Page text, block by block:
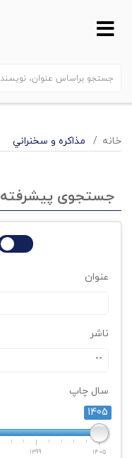
خانه مذاکره و سخنراني
جستجوی پیشرفته
عنوان
ناشر
--
سال چاپ
1405
1399 1405